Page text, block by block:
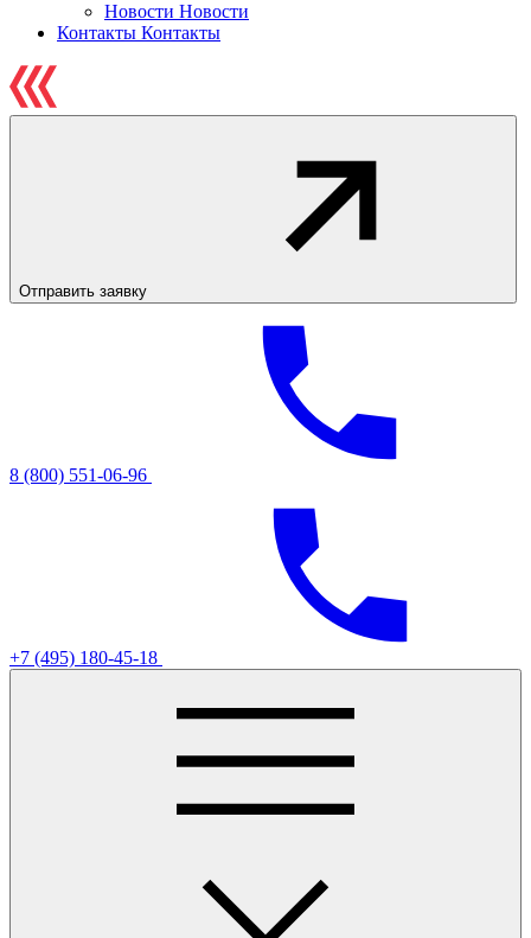
Новости Новости
Контакты Контакты
Отправить заявку
8 (800) 551-06-96
+7 (495) 180-45-18